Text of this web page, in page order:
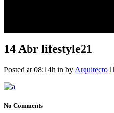
14 Abr lifestyle21
Posted at 08:14h in by Arquitecto
No Comments